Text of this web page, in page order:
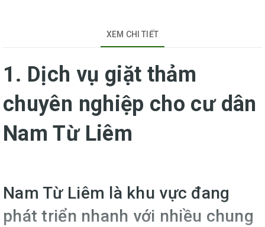
XEM CHI TIẾT
1. Dịch vụ giặt thảm
chuyên nghiệp cho cư dân
Nam Từ Liêm
Nam Từ Liêm là khu vực đang
phát triển nhanh với nhiều chung